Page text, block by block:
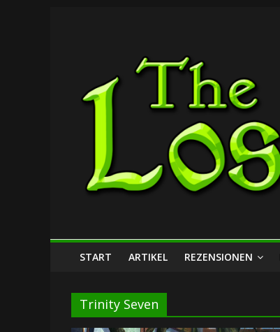
Lost
Dungeon
START ARTIKEL REZENSIONEN
Trinity Seven